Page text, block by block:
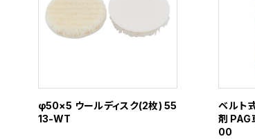
φ50×5 ウールディスク(2枚) 55
13-WT
ベルト
剤 PAG
00